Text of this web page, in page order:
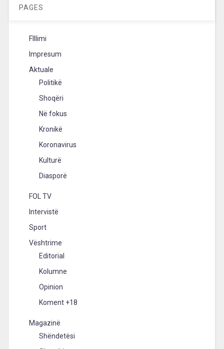
PAGES
FIllimi
Impresum
Aktuale
Politikë
Shoqëri
Në fokus
Kronikë
Koronavirus
Kulturë
Diasporë
FOL TV
Intervistë
Sport
Vështrime
Editorial
Kolumne
Opinion
Koment +18
Magazinë
Shëndetësi